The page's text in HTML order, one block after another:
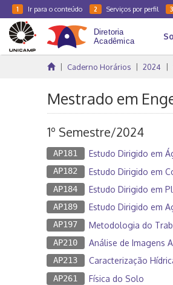
1 Ir para o conteúdo 2 Serviços por perfil 3
Caderno Horários 2024
Mestrado em
1º Semestre/2024
AP181 Estudo Dirigido em
AP182 Estudo Dirigido em
AP184 Estudo Dirigido em
AP189 Estudo Dirigido em
AP197 Metodologia do
AP210 Análise de Imagens
AP213 Caracterização
AP261 Física do Solo